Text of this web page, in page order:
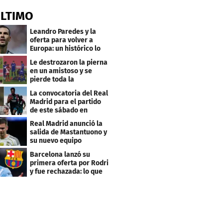
Leandro Paredes y la
oferta para volver a
Europa: un histórico lo
Le destrozaron la pierna
en un amistoso y se
pierde toda la
temporada en LaLiga
La convocatoria del Real
Madrid para el partido
de este sábado en
Budapest
Real Madrid anunció la
salida de Mastantuono y
su nuevo equipo
Barcelona lanzó su
primera oferta por Rodri
y fue rechazada: lo que